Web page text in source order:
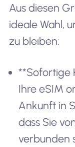
Aus diesen
ideale Wahl,
zu bleiben:
**Sofortige
Ihre eSIM
Ankunft in
dass Sie
verbunden